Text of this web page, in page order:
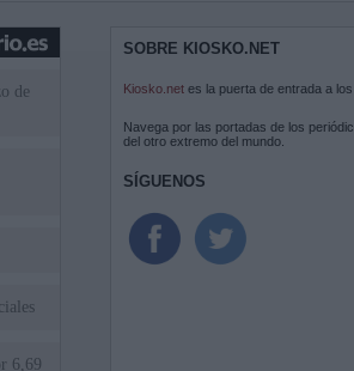
de
6,69
SOBRE KIOSKO.NET
Kiosko.net es la puerta de entrada a
Navega por las portadas de los
del otro extremo del mundo.
SÍGUENOS